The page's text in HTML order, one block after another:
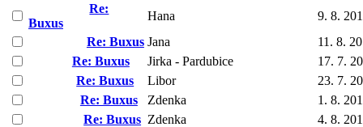
Re:
Buxus
Hana
9. 8.
Re: Buxus Jana
11. 8.
Re: Buxus
Jirka - Pardubice
17. 7.
Re: Buxus
Libor
23. 7.
Re: Buxus
Zdenka
1. 8.
Re: Buxus Zdenka
4. 8.